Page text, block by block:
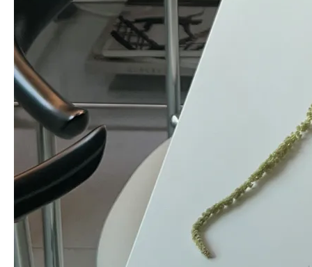
예쁘고 튼튼한 느낌의 해바라기가 잘 도착했어요🌻 바라만 봐도 기분이
좋아집니다
최*락
님의 실제 후기입니다.